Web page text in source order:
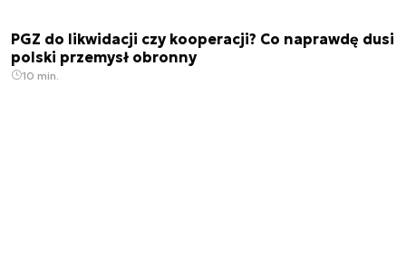
PGZ do likwidacji czy kooperacji? Co naprawdę dusi
polski przemysł obronny
10 min.